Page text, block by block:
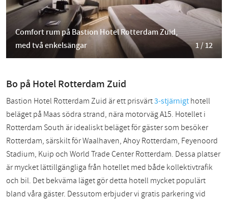
Comfort rum på Bastion Hotel Rotterdam Zuid,
med två enkelsängar
1 / 12
Bo på Hotel Rotterdam Zuid
Bastion Hotel Rotterdam Zuid är ett prisvärt3-stjärnigthotell
beläget på Maas södra strand, nära motorväg A15. Hotellet i
Rotterdam South är idealiskt beläget för gäster som besöker
Rotterdam, särskilt för Waalhaven, Ahoy Rotterdam, Feyenoord
Stadium, Kuip och World Trade Center Rotterdam. Dessa platser
är mycket lättillgängliga från hotellet med både kollektivtrafik
och bil. Det bekväma läget gör detta hotell mycket populärt
bland våra gäster. Dessutom erbjuder vi gratis parkering vid